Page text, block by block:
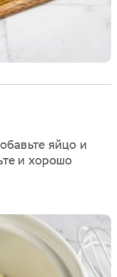
яйцо и
и хорошо